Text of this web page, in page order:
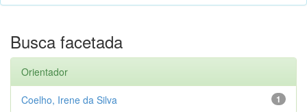
Busca facetada
Orientador
1
Coelho, Irene da Silva